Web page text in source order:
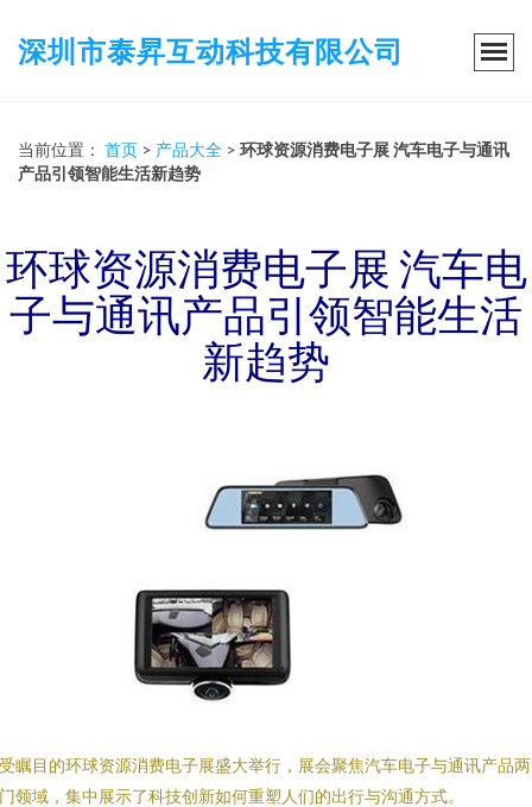
深圳市泰昇互动科技有限公司
当前位置： 首页 > 产品大全 > 环球资源消费电子展 汽车电子与通讯
产品引领智能生活新趋势
环球资源消费电子展 汽车电
子与通讯产品引领智能生活
新趋势
瞩目的环球资源消费电子展盛大举行，展会聚焦汽车电子与通讯产品
领域，集中展示了科技创新如何重塑人们的出行与沟通方式。